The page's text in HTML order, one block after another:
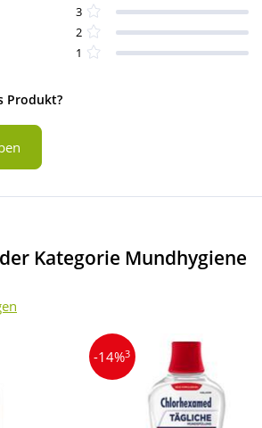
3
2
1
Produkt?
Kategorie Mundhygiene
-14%3